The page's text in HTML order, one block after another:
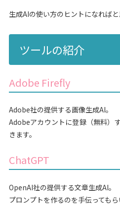
生成AIの使い方のヒントになればと
ツールの紹介
Adobe Firefly
Adobe社の提供する画像生成AI。
Adobeアカウントに登録（無料）
きます。
ChatGPT
OpenAI社の提供する文章生成AI。
プロンプトを作るのを手伝ってもら